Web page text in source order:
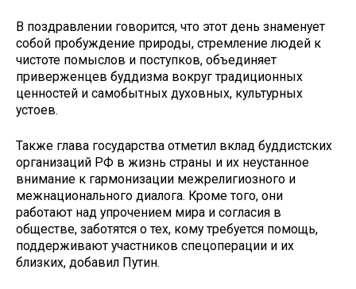
В поздравлении говорится, что этот день знаменует
собой пробуждение природы, стремление людей к
чистоте помыслов и поступков, объединяет
приверженцев буддизма вокруг традиционных
ценностей и самобытных духовных, культурных
устоев.
Также глава государства отметил вклад буддистских
организаций РФ в жизнь страны и их неустанное
внимание к гармонизации межрелигиозного и
межнационального диалога. Кроме того, они
работают над упрочением мира и согласия в
обществе, заботятся о тех, кому требуется помощь,
поддерживают участников спецоперации и их
близких, добавил Путин.